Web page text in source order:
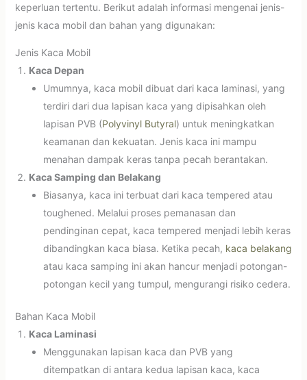
keperluan tertentu. Berikut adalah informasi mengenai jenis-
jenis kaca mobil dan bahan yang digunakan:
Jenis Kaca Mobil
Kaca Depan
Umumnya, kaca mobil dibuat dari kaca laminasi, yang
terdiri dari dua lapisan kaca yang dipisahkan oleh
lapisan PVB (Polyvinyl Butyral) untuk meningkatkan
keamanan dan kekuatan. Jenis kaca ini mampu
menahan dampak keras tanpa pecah berantakan.
Kaca Samping dan Belakang
Biasanya, kaca ini terbuat dari kaca tempered atau
toughened. Melalui proses pemanasan dan
pendinginan cepat, kaca tempered menjadi lebih keras
dibandingkan kaca biasa. Ketika pecah, kaca belakang
atau kaca samping ini akan hancur menjadi potongan-
potongan kecil yang tumpul, mengurangi risiko cedera.
Bahan Kaca Mobil
Kaca Laminasi
Menggunakan lapisan kaca dan PVB yang
ditempatkan di antara kedua lapisan kaca, kaca